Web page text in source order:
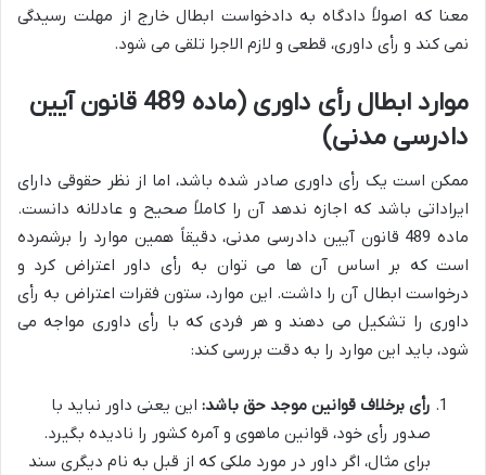
معنا که اصولاً دادگاه به دادخواست ابطال خارج از مهلت رسیدگی
نمی کند و رأی داوری، قطعی و لازم الاجرا تلقی می شود.
موارد ابطال رأی داوری (ماده 489 قانون آیین
دادرسی مدنی)
ممکن است یک رأی داوری صادر شده باشد، اما از نظر حقوقی دارای
ایراداتی باشد که اجازه ندهد آن را کاملاً صحیح و عادلانه دانست.
ماده 489 قانون آیین دادرسی مدنی، دقیقاً همین موارد را برشمرده
است که بر اساس آن ها می توان به رأی داور اعتراض کرد و
درخواست ابطال آن را داشت. این موارد، ستون فقرات اعتراض به رأی
داوری را تشکیل می دهند و هر فردی که با رأی داوری مواجه می
شود، باید این موارد را به دقت بررسی کند:
رأی برخلاف قوانین موجد حق باشد: این یعنی داور نباید با
صدور رأی خود، قوانین ماهوی و آمره کشور را نادیده بگیرد.
برای مثال، اگر داور در مورد ملکی که از قبل به نام دیگری سند